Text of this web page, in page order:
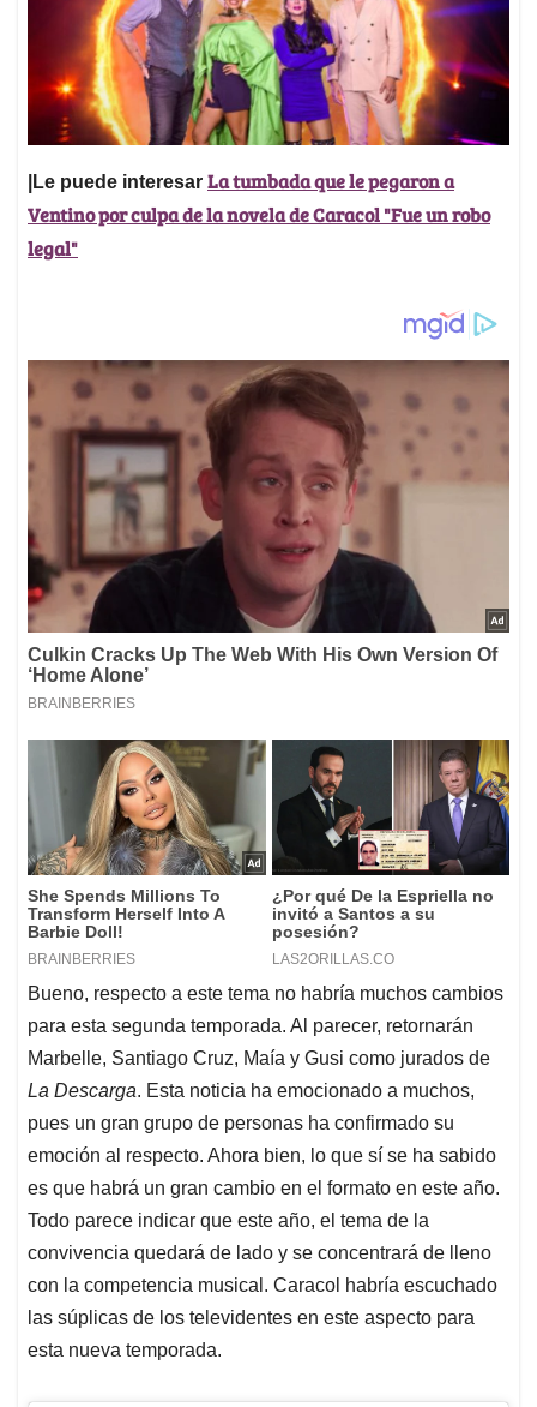
|Le puede interesar La tumbada que le pegaron a
Ventino por culpa de la novela de Caracol "Fue un robo
legal"
Bueno, respecto a este tema no habría muchos cambios
para esta segunda temporada. Al parecer, retornarán
Marbelle, Santiago Cruz, Maía y Gusi como jurados de
La Descarga. Esta noticia ha emocionado a muchos,
pues un gran grupo de personas ha confirmado su
emoción al respecto. Ahora bien, lo que sí se ha sabido
es que habrá un gran cambio en el formato en este año.
Todo parece indicar que este año, el tema de la
convivencia quedará de lado y se concentrará de lleno
con la competencia musical. Caracol habría escuchado
las súplicas de los televidentes en este aspecto para
esta nueva temporada.